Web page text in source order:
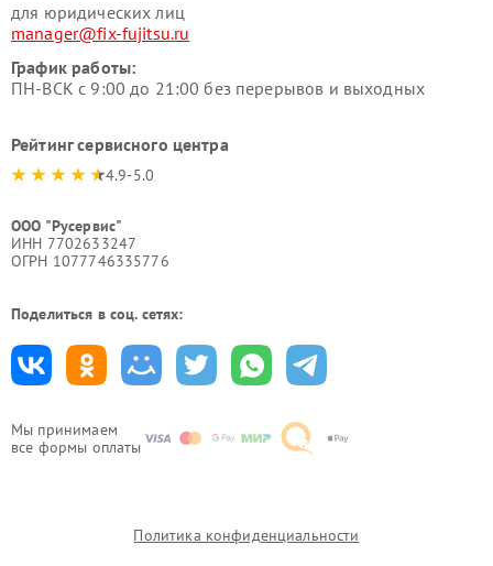
Мы принимаем
все формы оплаты
для юридических лиц
manager@fix-fujitsu.ru
График работы:
ПН-ВСК с 9:00 до 21:00 без перерывов и выходных
Рейтинг сервисного центра
4.9-5.0
ООО "Русервис"
ИНН 7702633247
ОГРН 1077746335776
Поделиться в соц. сетях:
Политика конфиденциальности